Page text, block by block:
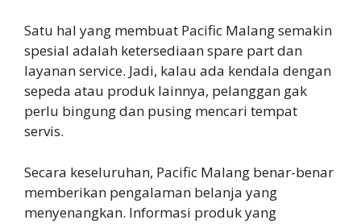
Satu hal yang membuat Pacific Malang semakin
spesial adalah ketersediaan spare part dan
layanan service. Jadi, kalau ada kendala dengan
sepeda atau produk lainnya, pelanggan gak
perlu bingung dan pusing mencari tempat
servis.
Secara keseluruhan, Pacific Malang benar-benar
memberikan pengalaman belanja yang
menyenangkan. Informasi produk yang